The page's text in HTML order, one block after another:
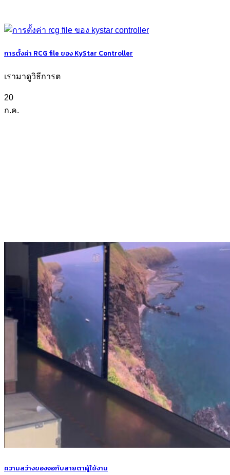
การตั้งค่า RCG file ของ KyStar Controller
เรามาดูวิธีการต
20
ก.ค.
ความสว่างของจอกับสายตาผู้ใช้งาน